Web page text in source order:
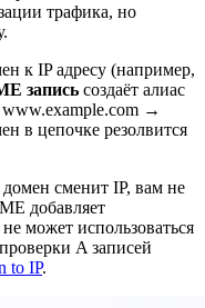
трафика, но
к IP адресу (например,
запись создаёт алиас
→
в цепочке резолвится
сменит IP, вам не
добавляет
может использоваться
A записей
to IP.